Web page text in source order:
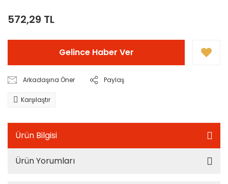
572,29 TL
Gelince Haber Ver
Arkadaşına Öner Paylaş
Karşılaştır
Ürün Bilgisi
Ürün Yorumları